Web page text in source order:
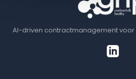
AI-driven contractmanagement